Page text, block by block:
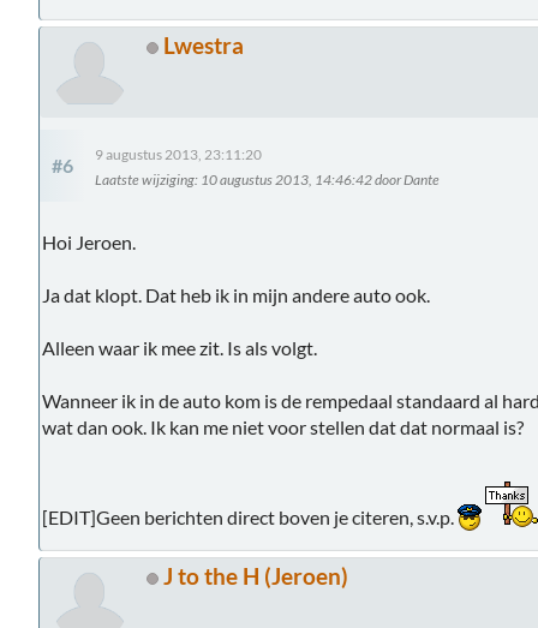
Lwestra
#6
9 augustus 2013, 23:11:20
Laatste wijziging: 10 augustus 2013, 14:46:42 door Dante
Hoi Jeroen.
Ja dat klopt. Dat heb ik in mijn andere auto ook.
Alleen waar ik mee zit. Is als volgt.
Wanneer ik in de auto kom is de rempedaal standaard al
wat dan ook. Ik kan me niet voor stellen dat dat normaal is?
[EDIT]Geen berichten direct boven je citeren, s.v.p.
J to the H (Jeroen)